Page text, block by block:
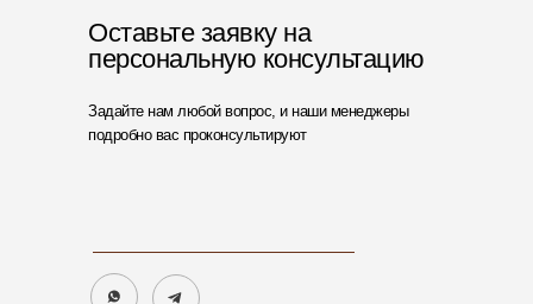
Оставьте заявку на
персональную консультацию
Задайте нам любой вопрос, и наши менеджеры
подробно вас проконсультируют